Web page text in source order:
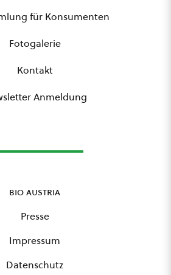
für Konsumenten
Fotogalerie
Kontakt
Anmeldung
bio austria
Presse
Impressum
Datenschutz